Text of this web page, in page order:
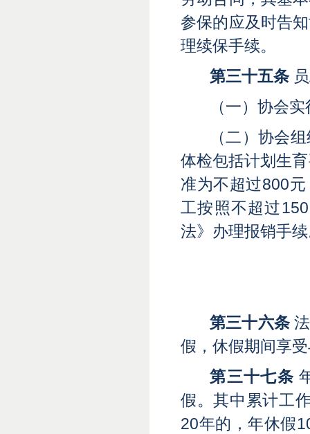
参保的应及时告
理续保手续。
第三十五条
（一）协会
（二）协会
体检包括计划生
准为不超过800
工按照不超过
法》办理报销手
第三十六条
假，休假期间享
第三十七条
假。其中累计工
20年的，年休假